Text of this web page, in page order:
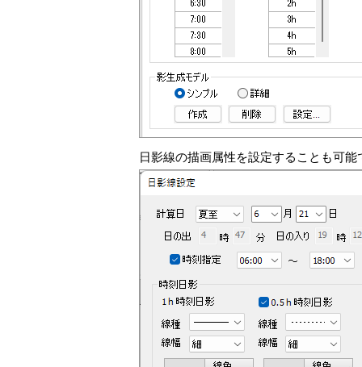
日影線の描画属性を設定することも可能